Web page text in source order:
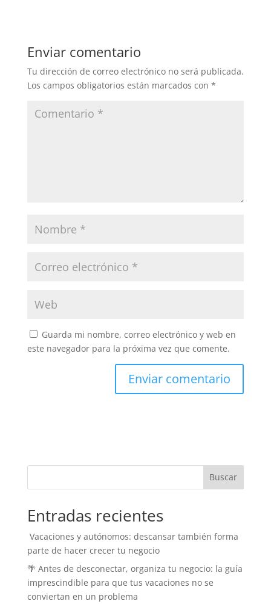
Enviar comentario
Tu dirección de correo electrónico no será publicada.
Los campos obligatorios están marcados con *
Guarda mi nombre, correo electrónico y web en
este navegador para la próxima vez que comente.
Buscar
Entradas recientes
️ Vacaciones y autónomos: descansar también forma
parte de hacer crecer tu negocio
🌴 Antes de desconectar, organiza tu negocio: la guía
imprescindible para que tus vacaciones no se
conviertan en un problema